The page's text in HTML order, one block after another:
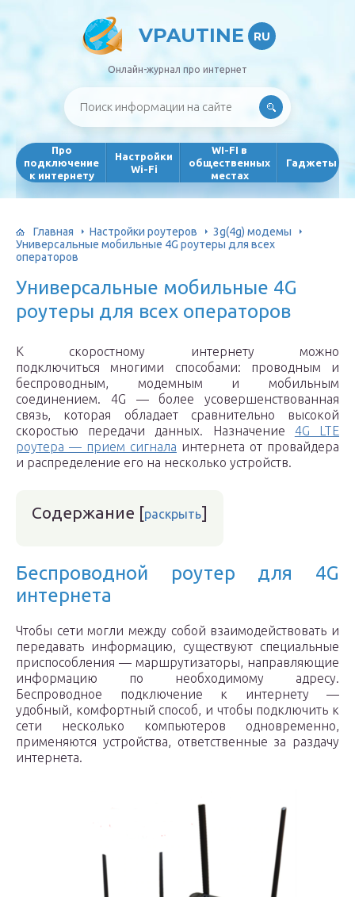
VPAUTINE RU
Онлайн-журнал про интернет
Про
подключение
к интернету
Настройки
Wi-Fi
WI-FI в
общественных
местах
Гаджеты
Главная Настройки роутеров
3g(4g) модемы
Универсальные мобильные 4G роутеры для всех
операторов
Универсальные мобильные 4G
роутеры для всех операторов
К скоростному интернету можно
подключиться многими способами: проводным и
беспроводным, модемным и мобильным
соединением. 4G — более усовершенствованная
связь, которая обладает сравнительно высокой
скоростью передачи данных. Назначение 4G LTE
роутера — прием сигнала интернета от провайдера
и распределение его на несколько устройств.
Содержание [раскрыть]
Беспроводной роутер для 4G
интернета
Чтобы сети могли между собой взаимодействовать и
передавать информацию, существуют специальные
приспособления — маршрутизаторы, направляющие
информацию по необходимому адресу.
Беспроводное подключение к интернету —
удобный, комфортный способ, и чтобы подключить к
сети несколько компьютеров одновременно,
применяются устройства, ответственные за раздачу
интернета.